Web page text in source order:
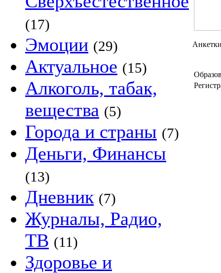
(17)
Эмоции (29)
Актуальное (15)
Алкоголь, табак,
вещества (5)
Города и страны (7)
Деньги, Финансы
(13)
Дневник (7)
Журналы, Радио,
ТВ (11)
Здоровье и